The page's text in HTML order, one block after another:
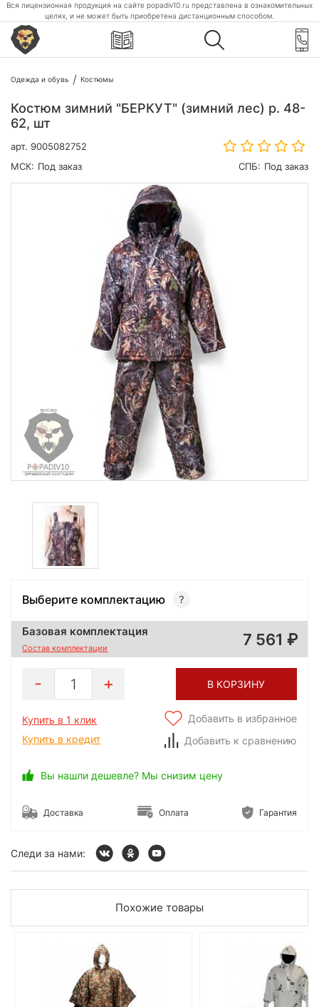
Вся лицензионная продукция на сайте popadiv10.ru представлена в ознакомительных
целях, и не может быть приобретена дистанционным способом.
Одежда и обувь Костюмы
Костюм зимний "БЕРКУТ" (зимний лес) р. 48-
62, шт
арт. 9005082752
МСК: Под заказ СПБ: Под заказ
Выберите комплектацию
Базовая комплектация
Состав комплектации 7 561
1 В КОРЗИНУ
Купить в 1 клик
Купить в кредит
Добавить в избранное
Добавить к сравнению
Вы нашли дешевле? Мы снизим цену
Доставка Оплата Гарантия
Следи за нами:
Похожие товары